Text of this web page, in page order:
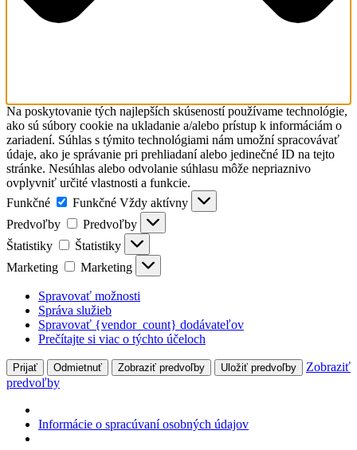
Na poskytovanie tých najlepších skúseností používame technológie,
ako sú súbory cookie na ukladanie a/alebo prístup k informáciám o
zariadení. Súhlas s týmito technológiami nám umožní spracovávať
údaje, ako je správanie pri prehliadaní alebo jedinečné ID na tejto
stránke. Nesúhlas alebo odvolanie súhlasu môže nepriaznivo
ovplyvniť určité vlastnosti a funkcie.
Funkčné
Funkčné Vždy aktívny
Predvoľby
Predvoľby
Štatistiky
Štatistiky
Marketing
Marketing
Spravovať možnosti
Správa služieb
Spravovať {vendor_count} dodávateľov
Prečítajte si viac o týchto účeloch
Prijať Odmietnuť Zobraziť predvoľby Uložiť predvoľby
Zobraziť
predvoľby
Informácie o spracúvaní osobných údajov